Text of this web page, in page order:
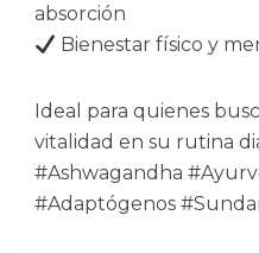
absorción
Bienestar físico y
Ideal para quienes
vitalidad en su rutina
#Ashwagandha
#Adaptógenos